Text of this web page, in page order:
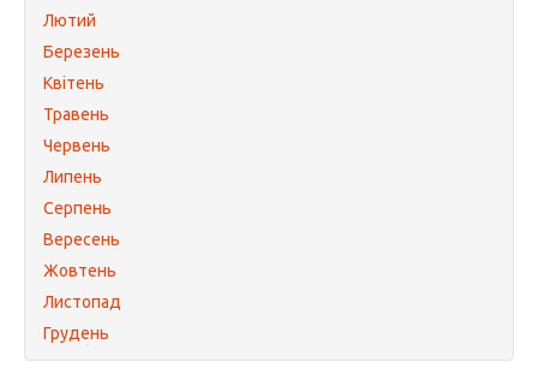
Лютий
Березень
Квітень
Травень
Червень
Липень
Серпень
Вересень
Жовтень
Листопад
Грудень